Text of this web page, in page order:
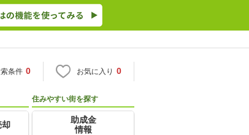
条件 0 お気に入り 0
住みやすい街を探す
助成金
情報